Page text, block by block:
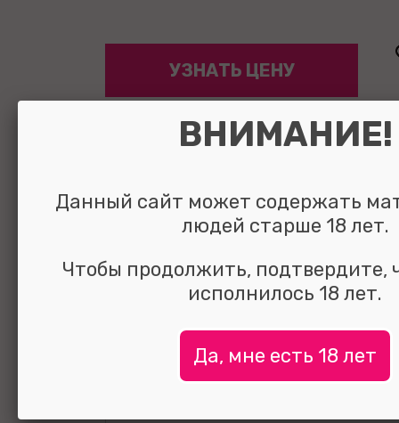
УЗНАТЬ ЦЕНУ
ВНИМАНИЕ!
Данный сайт может содержать
людей старше 18 лет.
Чтобы продолжить, подтвердите,
исполнилось 18 лет.
Да, мне есть 18 лет